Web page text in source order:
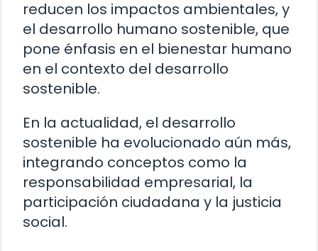
reducen los impactos ambientales, y
el desarrollo humano sostenible, que
pone énfasis en el bienestar humano
en el contexto del desarrollo
sostenible.
En la actualidad, el desarrollo
sostenible ha evolucionado aún más,
integrando conceptos como la
responsabilidad empresarial, la
participación ciudadana y la justicia
social.